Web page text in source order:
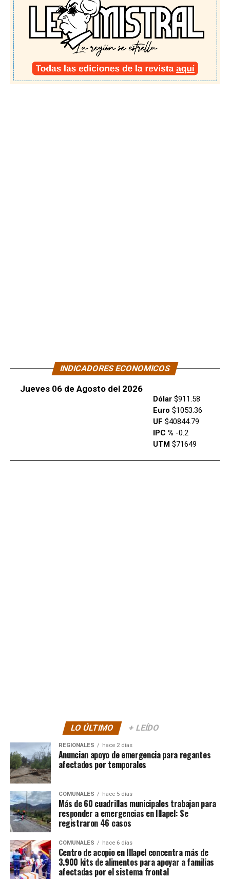
INDICADORES ECONOMICOS
Jueves 06 de Agosto del 2026
Dólar$911.58
Euro $1053.36
UF $40844.79
IPC % -0.2
UTM $71649
LO ÚLTIMO + LEÍDO
REGIONALES hace 2 días
Anuncian apoyo de emergencia para regantes
afectados por temporales
COMUNALES hace 5 días
Más de 60 cuadrillas municipales trabajan para
responder a emergencias en Illapel: Se
registraron 46 casos
COMUNALES hace 6 días
Centro de acopio en Illapel concentra más de
3.900 kits de alimentos para apoyar a familias
afectadas por el sistema frontal